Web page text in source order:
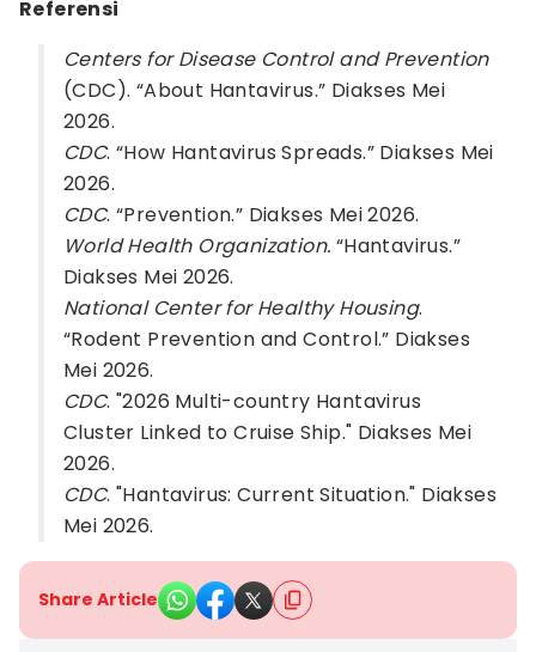
Referensi
Centers for Disease Control and Prevention
(CDC). “About Hantavirus.” Diakses Mei
2026.
CDC. “How Hantavirus Spreads.” Diakses Mei
2026.
CDC. “Prevention.” Diakses Mei 2026.
World Health Organization. “Hantavirus.”
Diakses Mei 2026.
National Center for Healthy Housing.
“Rodent Prevention and Control.” Diakses
Mei 2026.
CDC. "2026 Multi-country Hantavirus
Cluster Linked to Cruise Ship." Diakses Mei
2026.
CDC. "Hantavirus: Current Situation." Diakses
Mei 2026.
Share Article